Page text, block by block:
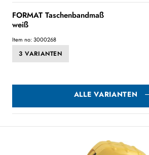
FORMAT Taschenbandmaß
weiß
Item no: 3000268
3 VARIANTEN
ALLE VARIANTEN